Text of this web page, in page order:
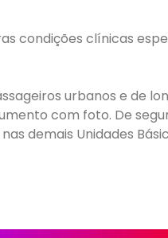
condições clínicas
urbanos e de
com foto. De
demais Unidades